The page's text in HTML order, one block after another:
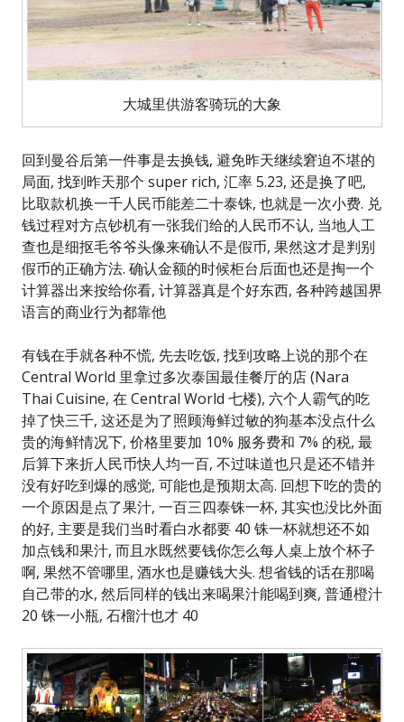
大城里供游客骑玩的大象
回到曼谷后第一件事是去换钱, 避免昨天继续窘迫不堪的
局面, 找到昨天那个 super rich, 汇率 5.23, 还是换了吧,
比取款机换一千人民币能差二十泰铢, 也就是一次小费. 兑
钱过程对方点钞机有一张我们给的人民币不认, 当地人工
查也是细抠毛爷爷头像来确认不是假币, 果然这才是判别
假币的正确方法. 确认金额的时候柜台后面也还是掏一个
计算器出来按给你看, 计算器真是个好东西, 各种跨越国界
语言的商业行为都靠他
有钱在手就各种不慌, 先去吃饭, 找到攻略上说的那个在
Central World 里拿过多次泰国最佳餐厅的店 (Nara
Thai Cuisine, 在 Central World 七楼), 六个人霸气的吃
掉了快三千, 这还是为了照顾海鲜过敏的狗基本没点什么
贵的海鲜情况下, 价格里要加 10% 服务费和 7% 的税, 最
后算下来折人民币快人均一百, 不过味道也只是还不错并
没有好吃到爆的感觉, 可能也是预期太高. 回想下吃的贵的
一个原因是点了果汁, 一百三四泰铢一杯, 其实也没比外面
的好, 主要是我们当时看白水都要 40 铢一杯就想还不如
加点钱和果汁, 而且水既然要钱你怎么每人桌上放个杯子
啊, 果然不管哪里, 酒水也是赚钱大头. 想省钱的话在那喝
自己带的水, 然后同样的钱出来喝果汁能喝到爽, 普通橙汁
20 铢一小瓶, 石榴汁也才 40